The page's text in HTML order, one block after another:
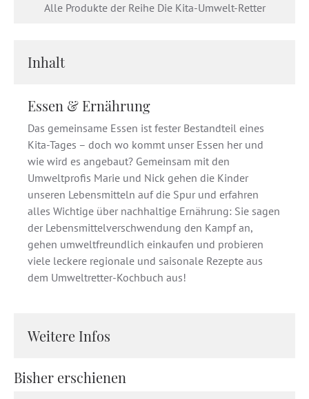
Alle Produkte der Reihe Die Kita-Umwelt-Retter
Inhalt
Essen & Ernährung
Das gemeinsame Essen ist fester Bestandteil eines
Kita-Tages – doch wo kommt unser Essen her und
wie wird es angebaut? Gemeinsam mit den
Umweltprofis Marie und Nick gehen die Kinder
unseren Lebensmitteln auf die Spur und erfahren
alles Wichtige über nachhaltige Ernährung: Sie sagen
der Lebensmittelverschwendung den Kampf an,
gehen umweltfreundlich einkaufen und probieren
viele leckere regionale und saisonale Rezepte aus
dem Umweltretter-Kochbuch aus!
Weitere Infos
Bisher erschienen